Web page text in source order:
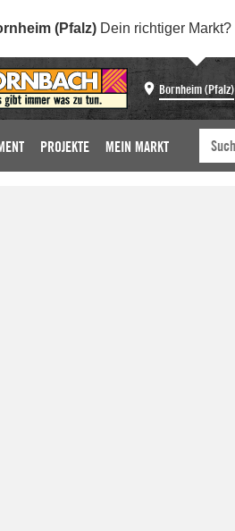
(Pfalz) Dein richtiger Markt?
Bornheim (Pfalz)
PROJEKTE MEIN MARKT